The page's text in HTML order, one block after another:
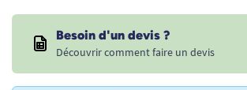
Besoin d'un devis ?
Découvrir comment faire un devis